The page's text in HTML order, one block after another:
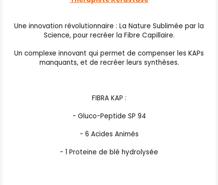
Une innovation révolutionnaire : La Nature Sublimée par la
Science, pour recréer la Fibre Capillaire.
Un complexe innovant qui permet de compenser les KAPs
manquants, et de recréer leurs synthèses.
FIBRA KAP :
- Gluco-Peptide SP 94
- 6 Acides Animés
- 1 Proteine de blé hydrolysée